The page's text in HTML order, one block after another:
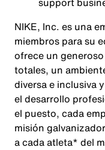
NIKE, Inc. es una
miembros para su
ofrece un
totales, un
diversa e inclusiva
el desarrollo
el puesto, cada
misión
a cada atleta* del